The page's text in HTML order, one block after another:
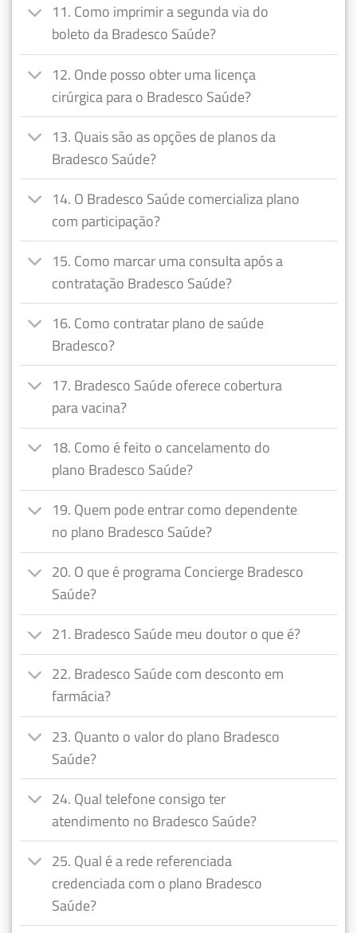
11. Como imprimir a segunda via do
boleto da Bradesco Saúde?
12. Onde posso obter uma licença
cirúrgica para o Bradesco Saúde?
13. Quais são as opções de planos da
Bradesco Saúde?
14. O Bradesco Saúde comercializa plano
com participação?
15. Como marcar uma consulta após a
contratação Bradesco Saúde?
16. Como contratar plano de saúde
Bradesco?
17. Bradesco Saúde oferece cobertura
para vacina?
18. Como é feito o cancelamento do
plano Bradesco Saúde?
19. Quem pode entrar como dependente
no plano Bradesco Saúde?
20. O que é programa Concierge Bradesco
Saúde?
21. Bradesco Saúde meu doutor o que é?
22. Bradesco Saúde com desconto em
farmácia?
23. Quanto o valor do plano Bradesco
Saúde?
24. Qual telefone consigo ter
atendimento no Bradesco Saúde?
25. Qual é a rede referenciada
credenciada com o plano Bradesco
Saúde?